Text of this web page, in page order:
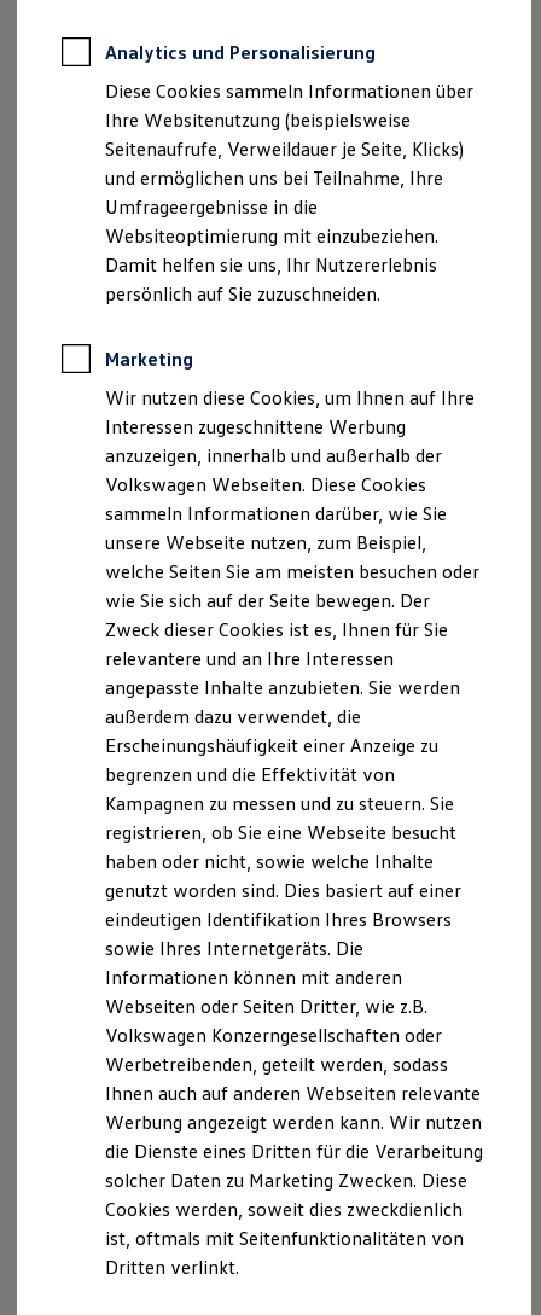
Professional Class bei Volkswagen
Behörden
Direktkunden
Sonderfahrzeuge
Anpfiff zum Gewinn
Elektromobilität
Elektroautos
ID. Tutorials
Elektrofahrzeugkonzepte
ID. EVERY1
Reichweite
Rekuperation
Laden unterwegs
Laden Zuhause
Ladestationen finden
Ladezeitensimulator
Batterie
Sicherheit
Nachhaltigkeit
Technologie
Kosten und Kauf
Kaufoptionen
E-Auto-Förderung
Software und Konnektivität
Die ID. Software 6
ID. Software Versionen und Updates
Digitale Extras
Schnittstellen zu Ihrem ID.
Hybridautos
Marke und Erlebnis
Volkswagen R und R Experience
R-Modelle
R Experience
Driving Experience
Volkswagen entdecken
Werkbesichtigung
Lifestyle Shop
T-Roc Kollektion
Golf Kollektion
ID. Kollektion
Volkswagen Kollektion
R-Kollektion
GTI Kollektion
Fußball Drop
we drive football
#wedriveproud
Besitzer und Service
Software Updates
Service und Ersatzteile
Kelheimer Straße 35
92339 Beilngries
Telefon: 08461 / 6424-0
Fax: 08461 / 6424-22
E-Mail:info.beilngries@bierschneider.de
USt-ID-Nr.: DE 128 577 645
Handelsregister: Nürnberg HRB 8278
Register-Nr. D-D2UK-U46Y8-92
www.vermittlerregister.info)
Gebundener Versicherungsvertreter nach § 34d Abs. 7
Aufsichtsbehörde:
IHK für München und Oberbayern
Balanstraße 55-59
81541 München
Hinweis gemäß § 36
Verbraucherstreitbeilegungsgesetz (VSBG)
„Wir sind zur Teilnahme an einem
Streitbeilegungsverfahren vor einer
Verbraucherschlichtungsstelle weder bereit noch dazu
verpflichtet.“
Unser Datenschutzbeauftragter:
Datenschutz Pöllinger GmbH
Dresdner Str. 38
92318 Neumarkt
Analytics und Personalisierung
Diese Cookies sammeln Informationen über
Ihre Websitenutzung (beispielsweise
Seitenaufrufe, Verweildauer je Seite, Klicks)
und ermöglichen uns bei Teilnahme, Ihre
Umfrageergebnisse in die
Websiteoptimierung mit einzubeziehen.
Damit helfen sie uns, Ihr Nutzererlebnis
persönlich auf Sie zuzuschneiden.
Marketing
Wir nutzen diese Cookies, um Ihnen auf Ihre
Interessen zugeschnittene Werbung
anzuzeigen, innerhalb und außerhalb der
Volkswagen Webseiten. Diese Cookies
sammeln Informationen darüber, wie Sie
unsere Webseite nutzen, zum Beispiel,
welche Seiten Sie am meisten besuchen oder
wie Sie sich auf der Seite bewegen. Der
Zweck dieser Cookies ist es, Ihnen für Sie
relevantere und an Ihre Interessen
angepasste Inhalte anzubieten. Sie werden
außerdem dazu verwendet, die
Erscheinungshäufigkeit einer Anzeige zu
begrenzen und die Effektivität von
Kampagnen zu messen und zu steuern. Sie
registrieren, ob Sie eine Webseite besucht
haben oder nicht, sowie welche Inhalte
genutzt worden sind. Dies basiert auf einer
eindeutigen Identifikation Ihres Browsers
sowie Ihres Internetgeräts. Die
Informationen können mit anderen
Webseiten oder Seiten Dritter, wie z.B.
Volkswagen Konzerngesellschaften oder
Werbetreibenden, geteilt werden, sodass
Ihnen auch auf anderen Webseiten relevante
Werbung angezeigt werden kann. Wir nutzen
die Dienste eines Dritten für die Verarbeitung
solcher Daten zu Marketing Zwecken. Diese
Cookies werden, soweit dies zweckdienlich
ist, oftmals mit Seitenfunktionalitäten von
Dritten verlinkt.